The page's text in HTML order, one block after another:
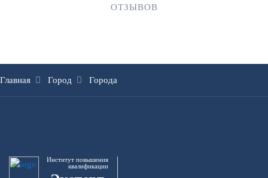
ОТЗЫВОВ
Главная Город Города
Институт повышения
квалификации